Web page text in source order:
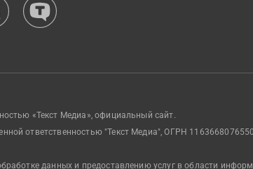
«Текст Медиа», официальный сайт.
ответственностью "Текст Медиа", ОГРН
данных и предоставлению услуг в области